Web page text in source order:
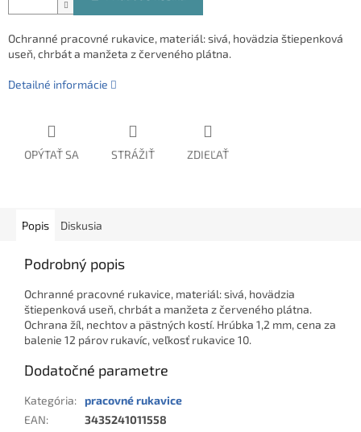
Ochranné pracovné rukavice, materiál: sivá, hovädzia štiepenková
useň, chrbát a manžeta z červeného plátna.
Detailné informácie
OPÝTAŤ SA STRÁŽIŤ ZDIEĽAŤ
Popis Diskusia
Podrobný popis
Ochranné pracovné rukavice, materiál: sivá, hovädzia
štiepenková useň, chrbát a manžeta z červeného plátna.
Ochrana žíl, nechtov a pästných kostí. Hrúbka 1,2 mm, cena za
balenie 12 párov rukavíc, veľkosť rukavice 10.
Dodatočné parametre
Kategória: pracovné rukavice
EAN: 3435241011558